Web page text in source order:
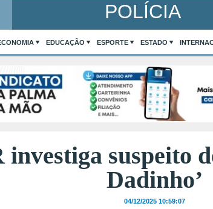
POLÍCIA
EDUCAÇÃO ESPORTE ESTADO
suspeito
Dadinho’
04/12/2025 10:59:07